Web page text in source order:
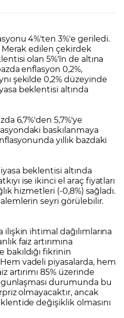
4%'ten 3%'e geriledi.
Merak edilen çekirdek
olan 5%'în de altına
enflasyon 0,2%,
şekilde 0,2% düzeyinde
beklentisi altında
6,7%'den 5,7%'ye
baskılanmaya
yıllık bazdaki
beklentisi altında
ise ikinci el araç fiyatları
hizmetleri (-0,8%) sağladı.
seyri görülebilir.
ilişkin ihtimal dağılımlarına
faiz artırımına
fikrinin
vadeli piyasalarda, hem
artırımı 85% üzerinde
durumunda bu
olmayacaktır, ancak
değişiklik olmasını